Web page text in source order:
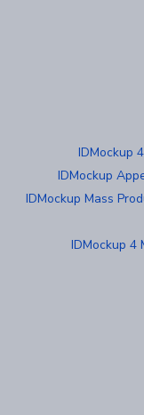
IDMockup
IDMockup
IDMockup Mass
IDMockup 4